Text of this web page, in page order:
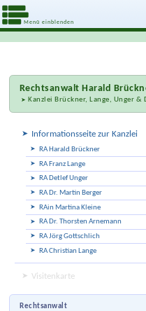
Menü einblenden
RechtsanwaltHarald
Kanzlei Brückner, Lange, Unger &
Informationsseite zur Kanzlei
RA Harald Brückner
RA Franz Lange
RA Detlef Unger
RA Dr. Martin Berger
RAin Martina Kleine
RA Dr. Thorsten Arnemann
RA Jörg Gottschlich
RA Christian Lange
Visitenkarte
Rechtsanwalt